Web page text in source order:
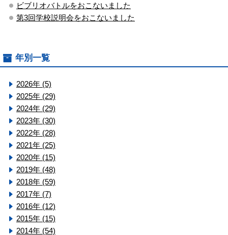
ビブリオバトルをおこないました
第3回学校説明会をおこないました
年別一覧
2026年 (5)
2025年 (29)
2024年 (29)
2023年 (30)
2022年 (28)
2021年 (25)
2020年 (15)
2019年 (48)
2018年 (59)
2017年 (7)
2016年 (12)
2015年 (15)
2014年 (54)